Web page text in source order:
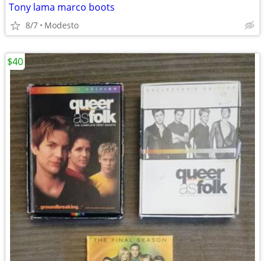
Tony lama marco boots
8/7 Modesto
$40